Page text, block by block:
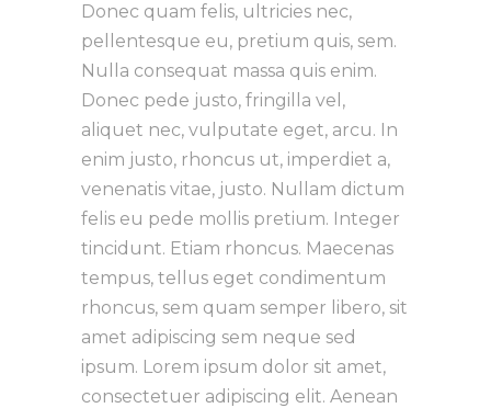
Donec quam felis, ultricies nec,
pellentesque eu, pretium quis, sem.
Nulla consequat massa quis enim.
Donec pede justo, fringilla vel,
aliquet nec, vulputate eget, arcu. In
enim justo, rhoncus ut, imperdiet a,
venenatis vitae, justo. Nullam dictum
felis eu pede mollis pretium. Integer
tincidunt. Etiam rhoncus. Maecenas
tempus, tellus eget condimentum
rhoncus, sem quam semper libero, sit
amet adipiscing sem neque sed
ipsum. Lorem ipsum dolor sit amet,
consectetuer adipiscing elit. Aenean